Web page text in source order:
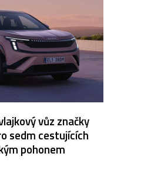
vůz značky
sedm cestujících
pohonem